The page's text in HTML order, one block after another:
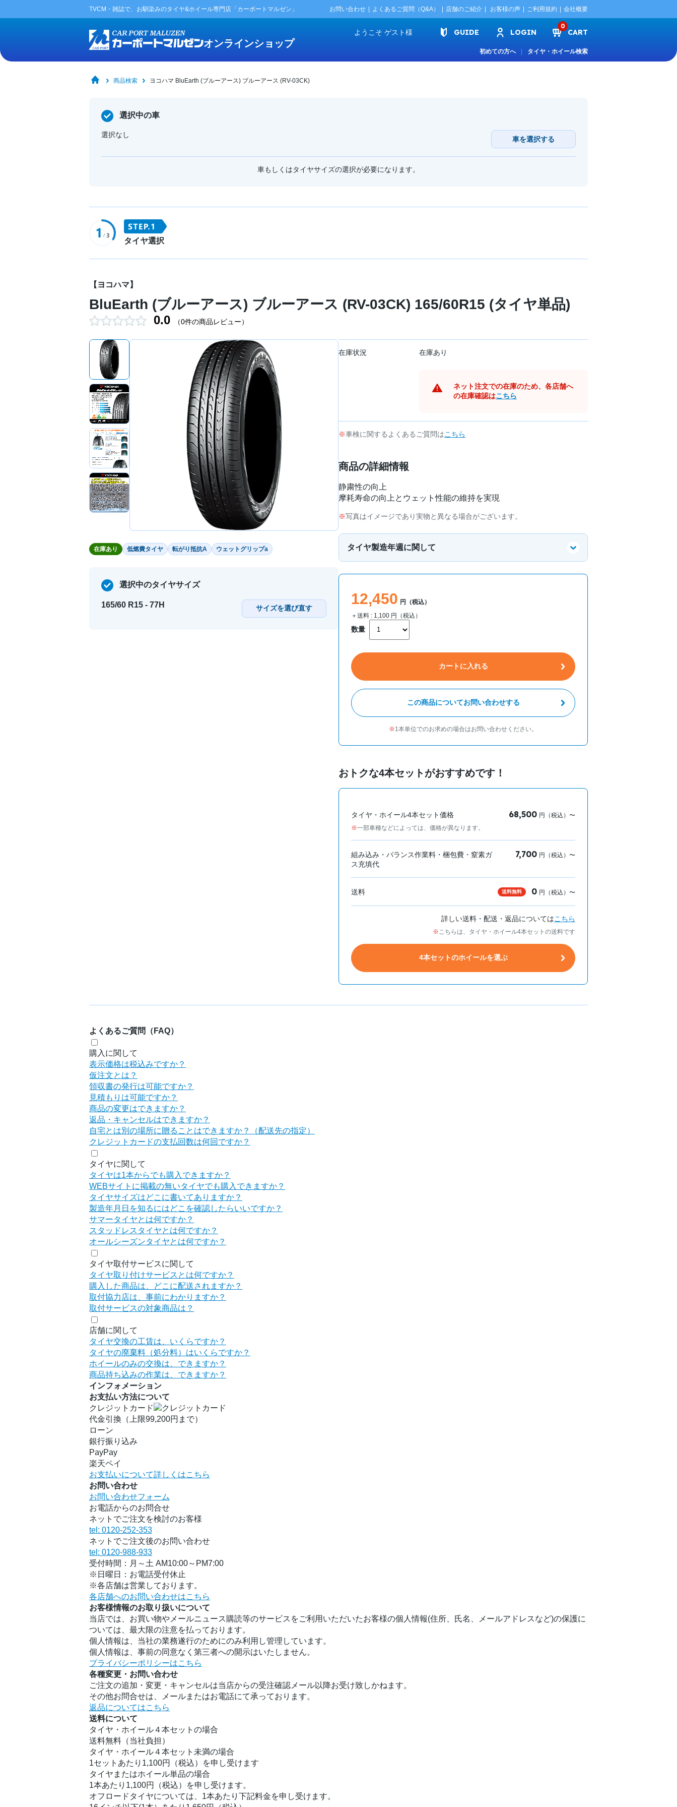
TVCM・雑誌で、お馴染みのタイヤ&ホイール専門店「カーポートマルゼン」 お問い合わせ よくあるご質問（Q&A） 店舗のご紹介 お客様の声 ご利用規約 会社概要
オンラインショップ
ようこそ ゲスト様 GUIDE LOGIN
0
CART
初めての方へ タイヤ・ホイール検索
商品検索 ヨコハマ BluEarth (ブルーアース) ブルーアース (RV-03CK)
選択中の車
選択なし
車を選択する
車もしくはタイヤサイズの選択が必要になります。
タイヤ選択
【ヨコハマ】
BluEarth (ブルーアース) ブルーアース (RV-03CK) 165/60R15 (タイヤ単品)
0.0 （0件の商品レビュー）
在庫あり 低燃費タイヤ 転がり抵抗A ウェットグリップa
選択中のタイヤサイズ
165/60 R15 - 77H サイズを選び直す
在庫状況 在庫あり
ネット注文での在庫のため、各店舗へ
の在庫確認はこちら
車検に関するよくあるご質問はこちら
商品の詳細情報
静粛性の向上
摩耗寿命の向上とウェット性能の維持を実現
写真はイメージであり実物と異なる場合がございます。
タイヤ製造年週に関して
12,450 円（税込）
＋送料 : 1,100 円（税込）
数量
カートに入れる
この商品についてお問い合わせする
1本単位でのお求めの場合はお問い合わせください。
おトクな4本セットがおすすめです！
タイヤ・ホイール4本セット価格
一部車種などによっては、価格が異なります。
68,500 円（税込）〜
組み込み・バランス作業料・梱包費・窒素ガ
ス充填代
7,700 円（税込）〜
送料 送料無料 0 円（税込）〜
詳しい送料・配送・返品についてはこちら
こちらは、タイヤ・ホイール4本セットの送料です
4本セットのホイールを選ぶ
よくあるご質問（FAQ）
購入に関して
表示価格は税込みですか？
仮注文とは？
領収書の発行は可能ですか？
見積もりは可能ですか？
商品の変更はできますか？
返品・キャンセルはできますか？
自宅とは別の場所に贈ることはできますか？（配送先の指定）
クレジットカードの支払回数は何回ですか？
タイヤに関して
タイヤは1本からでも購入できますか？
WEBサイトに掲載の無いタイヤでも購入できますか？
タイヤサイズはどこに書いてありますか？
製造年月日を知るにはどこを確認したらいいですか？
サマータイヤとは何ですか？
スタッドレスタイヤとは何ですか？
オールシーズンタイヤとは何ですか？
タイヤ取付サービスに関して
タイヤ取り付けサービスとは何ですか？
購入した商品は、どこに配送されますか？
取付協力店は、事前にわかりますか？
取付サービスの対象商品は？
店舗に関して
タイヤ交換の工賃は、いくらですか？
タイヤの廃棄料（処分料）はいくらですか？
ホイールのみの交換は、できますか？
商品持ち込みの作業は、できますか？
インフォメーション
お支払い方法について
クレジットカード
代金引換（上限99,200円まで）
ローン
銀行振り込み
PayPay
楽天ペイ
お支払いについて詳しくはこちら
お問い合わせ
お問い合わせフォーム
お電話からのお問合せ
ネットでご注文を検討のお客様
tel: 0120-252-353
ネットでご注文後のお問い合わせ
tel: 0120-988-933
受付時間：月～土 AM10:00～PM7:00
※日曜日：お電話受付休止
※各店舗は営業しております。
各店舗へのお問い合わせはこちら
お客様情報のお取り扱いについて
当店では、お買い物やメールニュース購読等のサービスをご利用いただいたお客様の個人情報(住所、氏名、メールアドレスなど)の保護に
ついては、最大限の注意を払っております。
個人情報は、当社の業務遂行のためにのみ利用し管理しています。
個人情報は、事前の同意なく第三者への開示はいたしません。
プライバシーポリシーはこちら
各種変更・お問い合わせ
ご注文の追加・変更・キャンセルは当店からの受注確認メール以降お受け致しかねます。
その他お問合せは、メールまたはお電話にて承っております。
返品についてはこちら
送料について
タイヤ・ホイール４本セットの場合
送料無料（当社負担）
タイヤ・ホイール４本セット未満の場合
1セットあたり1,100円（税込）を申し受けます
タイヤまたはホイール単品の場合
1本あたり1,100円（税込）を申し受けます。
オフロードタイヤについては、1本あたり下記料金を申し受けます。